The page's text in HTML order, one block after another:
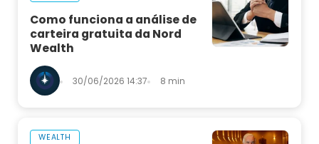
Como funciona a análise de
carteira gratuita da Nord
Wealth
30/06/2026 14:37 8 min
WEALTH